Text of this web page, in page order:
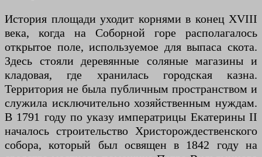
История площади уходит корнями в конец XVIII
века, когда на Соборной горе располагалось
открытое поле, используемое для выпаса скота.
Здесь стояли деревянные соляные магазины и
кладовая, где хранилась городская казна.
Территория не была публичным пространством и
служила исключительно хозяйственным нуждам.
В 1791 году по указу императрицы Екатерины II
началось строительство Христорождественского
собора, который был освящен в 1842 году на